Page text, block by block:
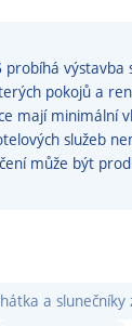
probíhá výstavba
pokojů a
mají minimální
služeb
může být
a slunečníky